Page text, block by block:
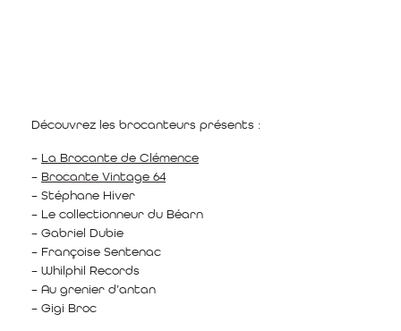
Découvrez les brocanteurs présents :
– La Brocante de Clémence
– Brocante Vintage 64
– Stéphane Hiver
– Le collectionneur du Béarn
– Gabriel Dubie
– Françoise Sentenac
– Whilphil Records
– Au grenier d’antan
– Gigi Broc